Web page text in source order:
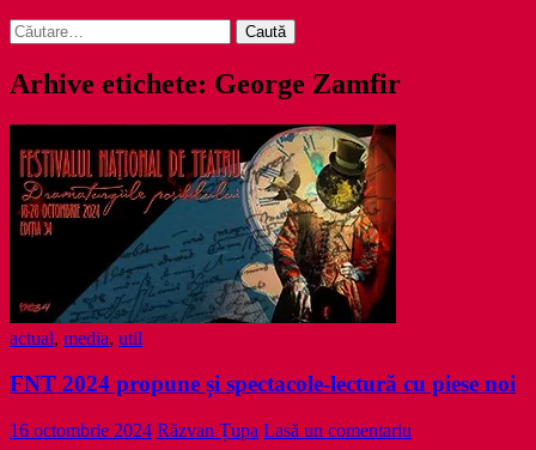
Caută
după:
Arhive etichete: George Zamfir
actual, media, util
FNT 2024 propune și spectacole-lectură cu piese noi
16 octombrie 2024 Răzvan Țupa Lasă un comentariu